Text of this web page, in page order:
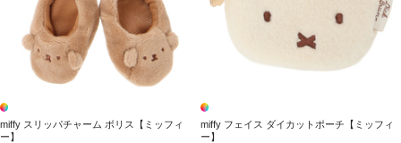
miffy スリッパチャーム ボリス【ミッフィ
ー】
miffy フェイス ダイカットポーチ【ミッフィ
ー】